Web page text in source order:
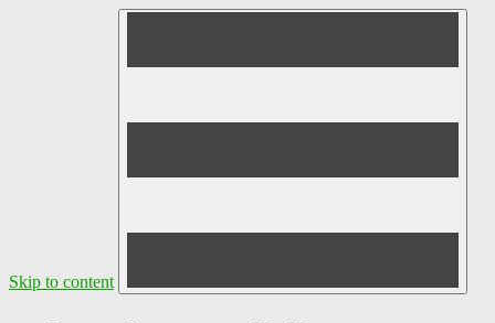
Skip to content